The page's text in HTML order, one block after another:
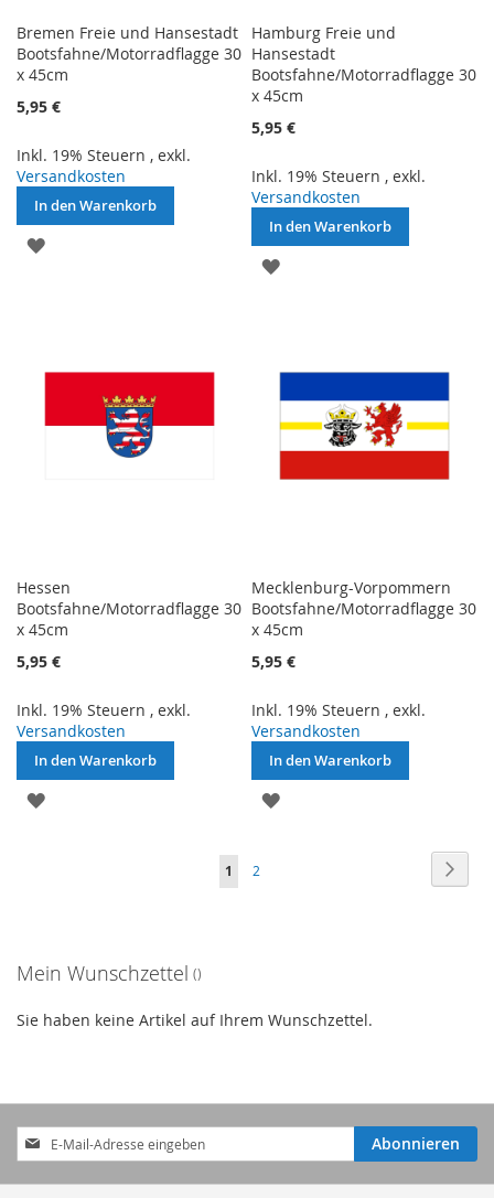
Bremen Freie und Hansestadt
Bootsfahne/Motorradflagge 30
x 45cm
5,95 €
Inkl. 19% Steuern , exkl.
Versandkosten
In den Warenkorb
ZUR
Hamburg Freie und
Hansestadt
Bootsfahne/Motorradflagge 30
x 45cm
5,95 €
Inkl. 19% Steuern ,exkl.
Versandkosten
In den Warenkorb
ZUR
Hessen
Bootsfahne/Motorradflagge 30
x 45cm
5,95 €
Inkl. 19% Steuern , exkl.
Versandkosten
In den Warenkorb
ZUR
Mecklenburg-Vorpommern
Bootsfahne/Motorradflagge 30
x 45cm
5,95 €
Inkl. 19% Steuern ,exkl.
Versandkosten
In den Warenkorb
ZUR
Seite
Sie
1 Seite
2
Mein Wunschzettel
Sie haben keine Artikel auf Ihrem Wunschzettel.
Anmeldung
zum
Newsletter:
Abonnieren